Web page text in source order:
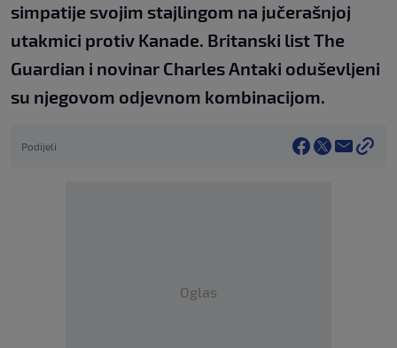
simpatije svojim stajlingom na jučerašnjoj
utakmici protiv Kanade. Britanski list The
Guardian i novinar Charles Antaki oduševljeni
su njegovom odjevnom kombinacijom.
Podijeli
Oglas